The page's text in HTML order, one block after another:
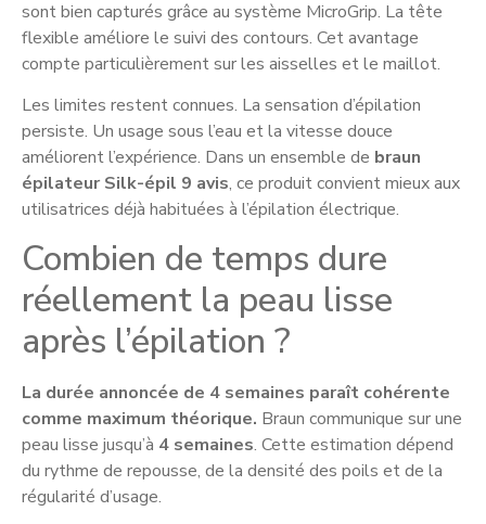
sont bien capturés grâce au système MicroGrip. La tête
flexible améliore le suivi des contours. Cet avantage
compte particulièrement sur les aisselles et le maillot.
Les limites restent connues. La sensation d’épilation
persiste. Un usage sous l’eau et la vitesse douce
améliorent l’expérience. Dans un ensemble de braun
épilateur Silk-épil 9 avis, ce produit convient mieux aux
utilisatrices déjà habituées à l’épilation électrique.
Combien de temps dure
réellement la peau lisse
après l’épilation ?
La durée annoncée de 4 semaines paraît cohérente
comme maximum théorique. Braun communique sur une
peau lisse jusqu’à 4 semaines. Cette estimation dépend
du rythme de repousse, de la densité des poils et de la
régularité d’usage.